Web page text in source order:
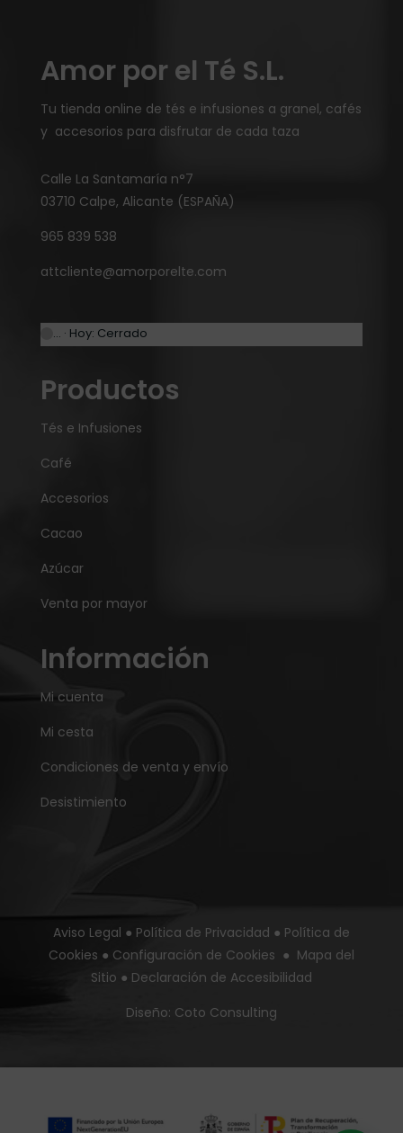
Amor por el Té S.L.
Tu tienda online de tés e infusiones a granel, cafés
y accesorios para disfrutar de cada taza
Calle La Santamaría n°7
03710 Calpe, Alicante (ESPAÑA)
965 839 538
attcliente@amorporelte.com
… · Hoy: Cerrado
Productos
Tés e Infusiones
Café
Accesorios
Cacao
Azúcar
Venta por mayor
Información
Mi cuenta
Mi cesta
Condiciones de venta y envío
Desistimiento
Aviso Legal ● Política de Privacidad ● Política de
Cookies ● Configuración de Cookies ● Mapa del
Sitio ● Declaración de Accesibilidad
Diseño: Coto Consulting